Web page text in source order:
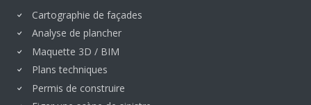
Cartographie de façades
Analyse de plancher
Maquette 3D / BIM
Plans techniques
Permis de construire